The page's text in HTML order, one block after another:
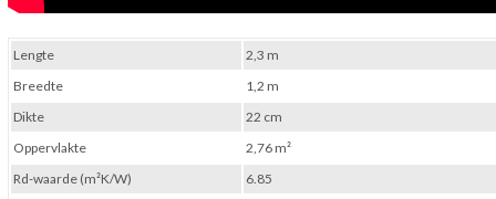
Lengte
2,3 m
Breedte
1,2 m
Dikte
22 cm
Oppervlakte
2,76 m²
Rd-waarde (m²K/W)
6.85